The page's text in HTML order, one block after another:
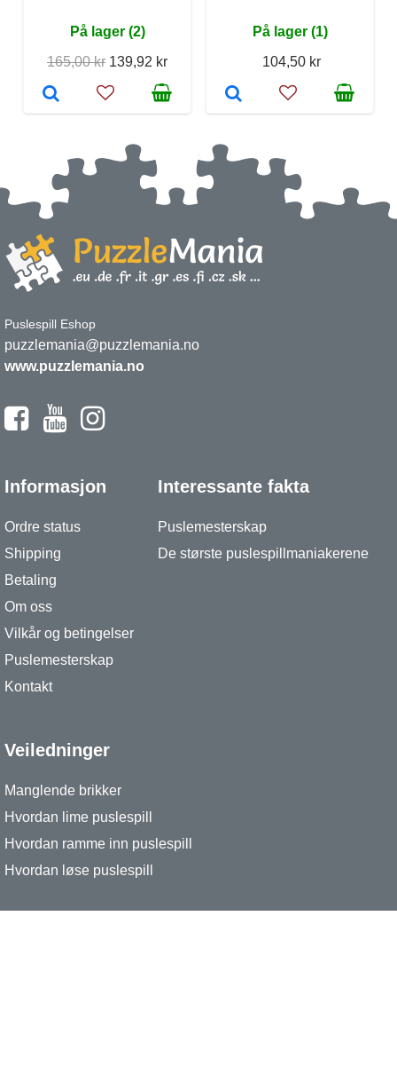
På lager (2)
165,00 kr 139,92 kr
På lager (1)
104,50 kr
Puslespill Eshop
puzzlemania@puzzlemania.no
www.puzzlemania.no
Informasjon
Ordre status
Shipping
Betaling
Om oss
Vilkår og betingelser
Puslemesterskap
Kontakt
Interessante fakta
Puslemesterskap
De største puslespillmaniakerene
Veiledninger
Manglende brikker
Hvordan lime puslespill
Hvordan ramme inn puslespill
Hvordan løse puslespill